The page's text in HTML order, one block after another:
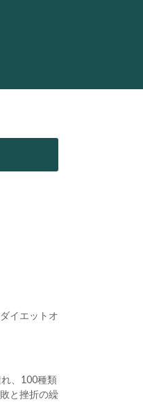
イエットオ
、100種類
と挫折の繰